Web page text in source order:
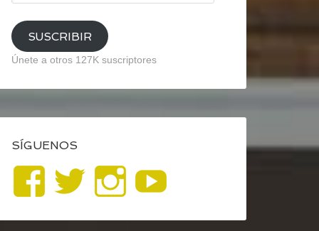
email
SUSCRIBIR
Únete a otros 127K suscriptores
SÍGUENOS
Ver
perfil
Ver
perfil
Ver
perfil